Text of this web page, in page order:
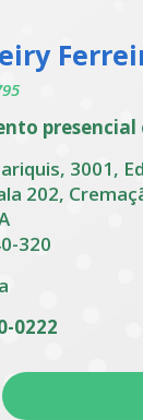
presencial
3001,
202,
320
0222